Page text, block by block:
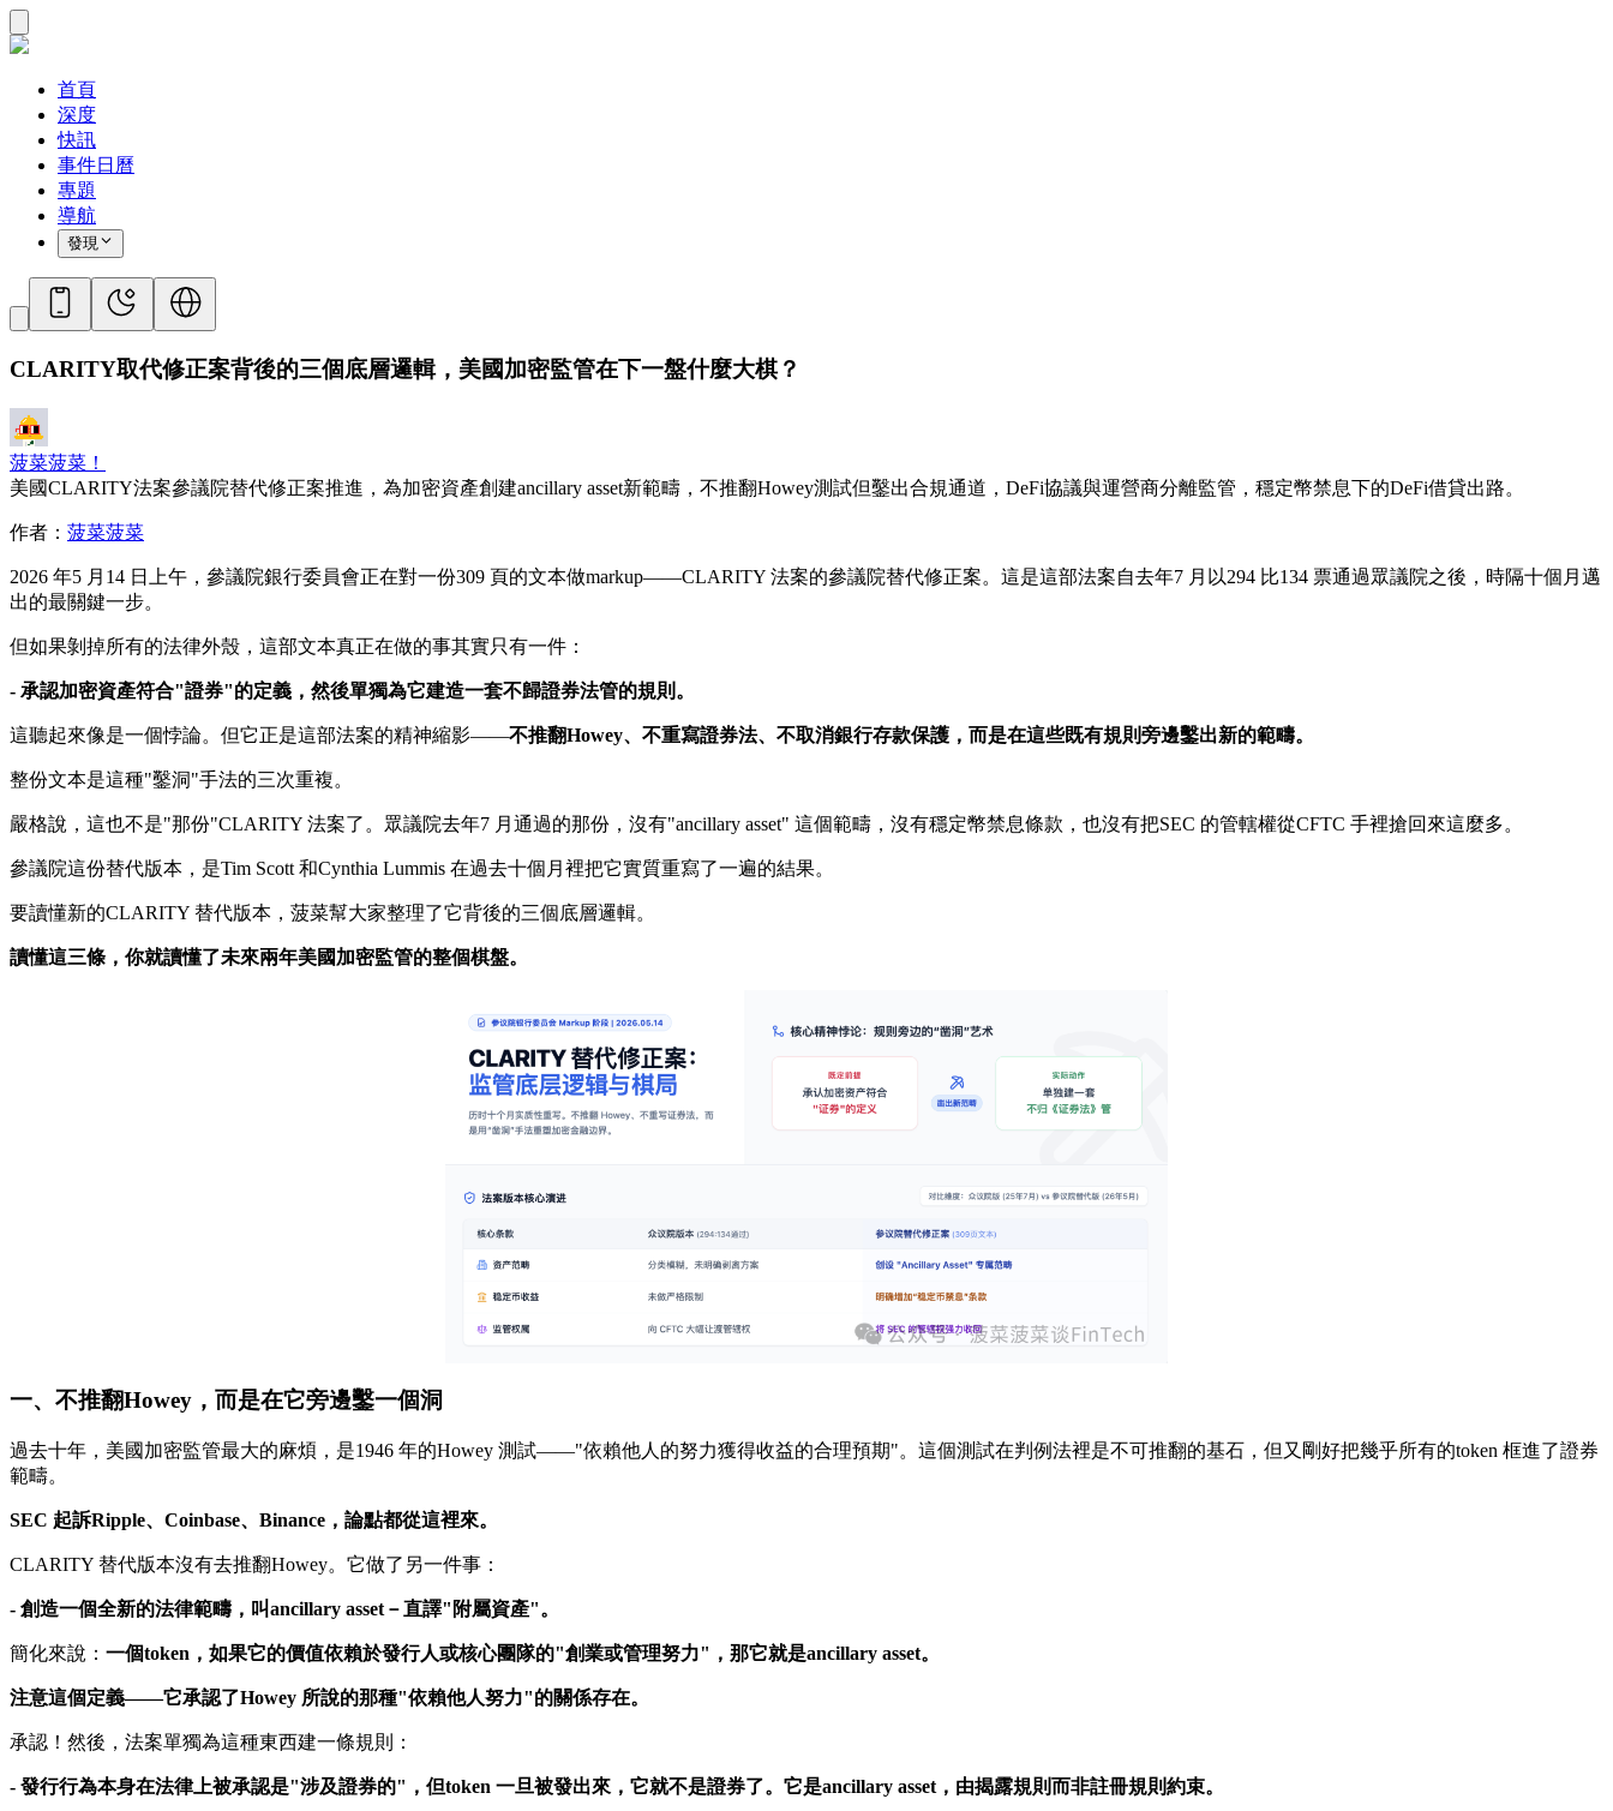
首頁
深度
快訊
事件日曆
專題
導航
發現
CLARITY取代修正案背後的三個底層邏輯，美國加密監管在下一盤什麼大棋？
菠菜菠菜！
美國CLARITY法案參議院替代修正案推進，為加密資產創建ancillary asset新範疇，不推翻Howey測試但鑿出合規通道，DeFi協議與運營商分離監管，穩定幣禁息下的DeFi借貸出路。
作者： 菠菜菠菜
2026 年5 月14 日上午，參議院銀行委員會正在對一份309 頁的文本做markup——CLARITY 法案的參議院替代修正案。這是這部法案自去年7 月以294 比134 票通過眾議院之後，時隔十個月邁
出的最關鍵一步。
但如果剝掉所有的法律外殼，這部文本真正在做的事其實只有一件：
- 承認加密資產符合"證券"的定義，然後單獨為它建造一套不歸證券法管的規則。
這聽起來像是一個悖論。但它正是這部法案的精神縮影——不推翻Howey、不重寫證券法、不取消銀行存款保護，而是在這些既有規則旁邊鑿出新的範疇。
整份文本是這種"鑿洞"手法的三次重複。
嚴格說，這也不是"那份"CLARITY 法案了。眾議院去年7 月通過的那份，沒有"ancillary asset" 這個範疇，沒有穩定幣禁息條款，也沒有把SEC 的管轄權從CFTC 手裡搶回來這麼多。
參議院這份替代版本，是Tim Scott 和Cynthia Lummis 在過去十個月裡把它實質重寫了一遍的結果。
要讀懂新的CLARITY 替代版本，菠菜幫大家整理了它背後的三個底層邏輯。
讀懂這三條，你就讀懂了未來兩年美國加密監管的整個棋盤。
一、不推翻Howey，而是在它旁邊鑿一個洞
過去十年，美國加密監管最大的麻煩，是1946 年的Howey 測試——"依賴他人的努力獲得收益的合理預期"。這個測試在判例法裡是不可推翻的基石，但又剛好把幾乎所有的token 框進了證券
範疇。
SEC 起訴Ripple、Coinbase、Binance，論點都從這裡來。
CLARITY 替代版本沒有去推翻Howey。它做了另一件事：
- 創造一個全新的法律範疇，叫ancillary asset－直譯"附屬資產"。
簡化來說： 一個token，如果它的價值依賴於發行人或核心團隊的"創業或管理努力"，那它就是ancillary asset。
注意這個定義——它承認了Howey 所說的那種"依賴他人努力"的關係存在。
承認！然後，法案單獨為這種東西建一條規則：
- 發行行為本身在法律上被承認是"涉及證券的"，但token 一旦被發出來，它就不是證券了。它是ancillary asset，由揭露規則而非註冊規則約束。